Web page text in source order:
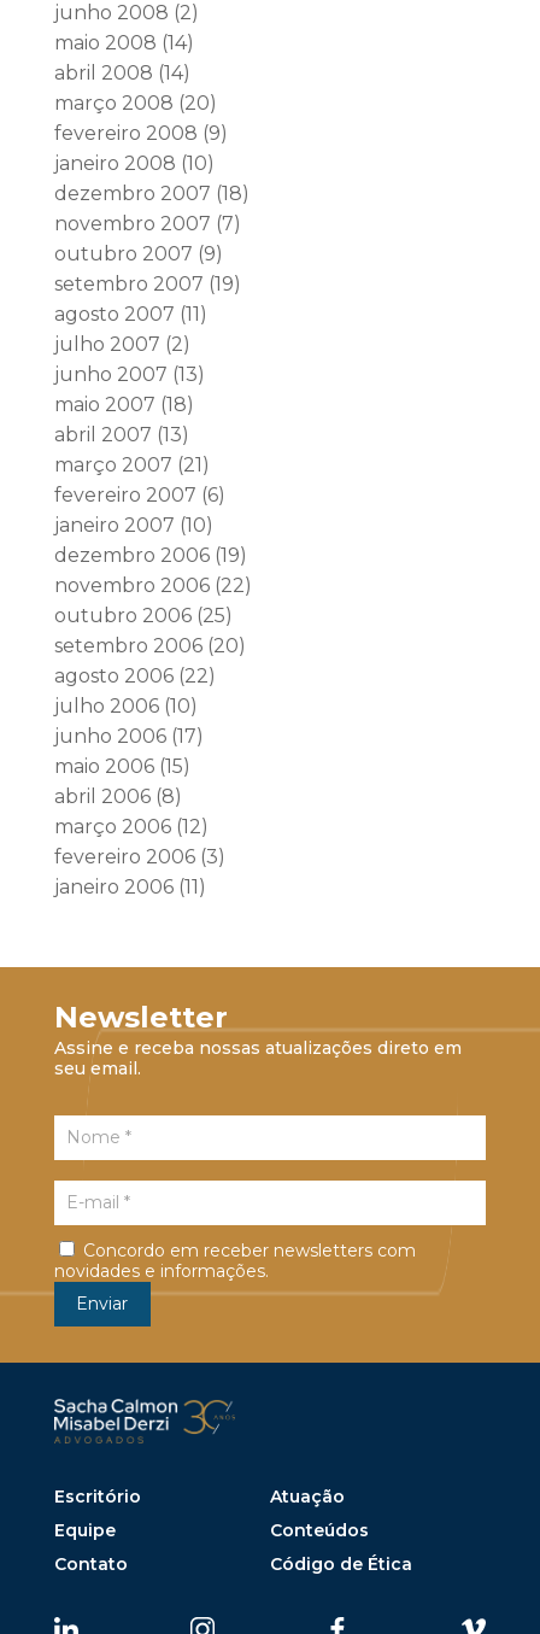
junho 2008 (2)
maio 2008 (14)
abril 2008 (14)
março 2008 (20)
fevereiro 2008 (9)
janeiro 2008 (10)
dezembro 2007 (18)
novembro 2007 (7)
outubro 2007 (9)
setembro 2007 (19)
agosto 2007 (11)
julho 2007 (2)
junho 2007 (13)
maio 2007 (18)
abril 2007 (13)
março 2007 (21)
fevereiro 2007 (6)
janeiro 2007 (10)
dezembro 2006(19)
novembro 2006(22)
outubro 2006(25)
setembro 2006(20)
agosto 2006(22)
julho 2006(10)
junho 2006(17)
maio 2006(15)
abril 2006(8)
março 2006(12)
fevereiro 2006(3)
janeiro 2006(11)
Newsletter
Assine e receba nossas atualizações direto em
seu email.
Concordo em receber newsletters com
novidades e informações.
Escritório
Atuação
Equipe
Conteúdos
Contato
Código de Ética